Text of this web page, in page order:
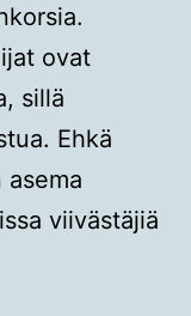
ovat
sillä
Ehkä
viivästäjiä